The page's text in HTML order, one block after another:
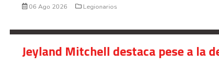
06 Ago 2026 Legionarios
Jeyland Mitchell destaca pese a la